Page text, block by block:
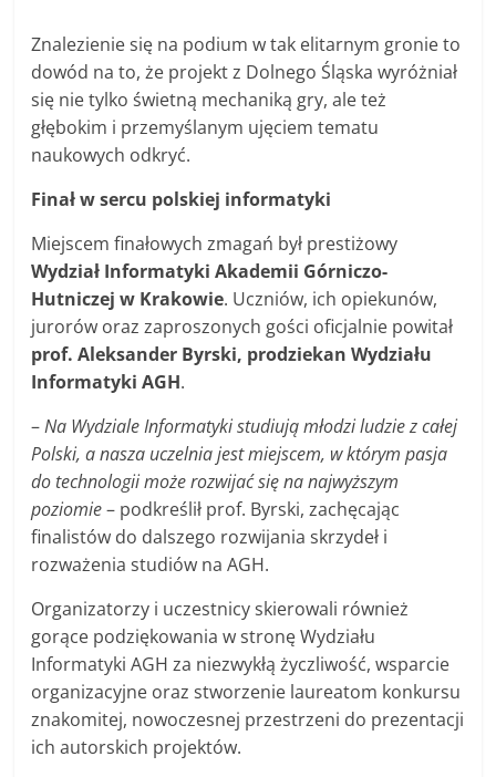
Znalezienie się na podium w tak elitarnym gronie to
dowód na to, że projekt z Dolnego Śląska wyróżniał
się nie tylko świetną mechaniką gry, ale też
głębokim i przemyślanym ujęciem tematu
naukowych odkryć.
Finał w sercu polskiej informatyki
Miejscem finałowych zmagań był prestiżowy
Wydział Informatyki Akademii Górniczo-
Hutniczej w Krakowie. Uczniów, ich opiekunów,
jurorów oraz zaproszonych gości oficjalnie powitał
prof. Aleksander Byrski, prodziekan Wydziału
Informatyki AGH.
–Na Wydziale Informatyki studiują młodzi ludzie z całej
Polski, a nasza uczelnia jest miejscem, w którym pasja
do technologii może rozwijać się na najwyższym
poziomie– podkreślił prof. Byrski, zachęcając
finalistów do dalszego rozwijania skrzydeł i
rozważenia studiów na AGH.
Organizatorzy i uczestnicy skierowali również
gorące podziękowania w stronę Wydziału
Informatyki AGH za niezwykłą życzliwość, wsparcie
organizacyjne oraz stworzenie laureatom konkursu
znakomitej, nowoczesnej przestrzeni do prezentacji
ich autorskich projektów.